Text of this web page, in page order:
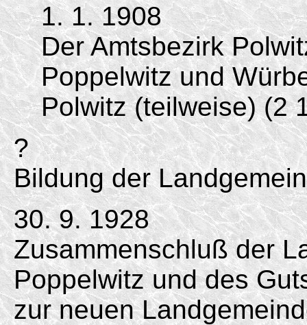
1. 1. 1908
Der Amtsbezirk
Poppelwitz und
Polwitz (teilweise) (2
?
Bildung der
30. 9. 1928
Zusammenschluß der
Poppelwitz und des
zur neuen